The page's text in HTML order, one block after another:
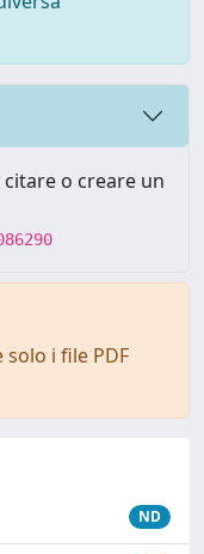
o creare un
i file PDF
ND